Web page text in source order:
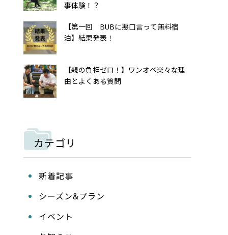
事体験！？
【第一回 BUBに悪口言って無料宿
泊】結果発表！
【親の負担ゼロ！】ワンオペ楽々な理
由とよくある質問
カテゴリ
新着記事
シーズン&プラン
イベント